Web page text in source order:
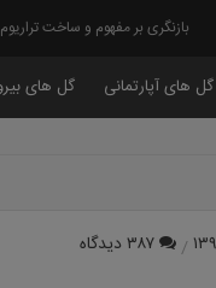
بازنگری بر مفهوم و ساخت تراریوم
گل های آپارتمانی گل های
۳۸۷ دیدگاه